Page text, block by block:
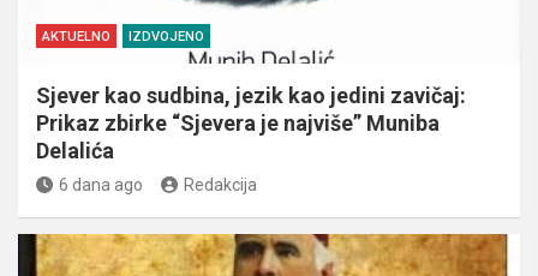
AKTUELNO IZDVOJENO
Sjever kao sudbina, jezik kao jedini zavičaj:
Prikaz zbirke “Sjevera je najviše” Muniba
Delalića
6 dana ago Redakcija